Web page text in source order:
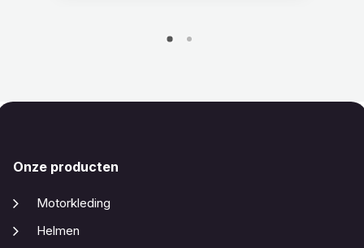
Onze producten
Motorkleding
Helmen